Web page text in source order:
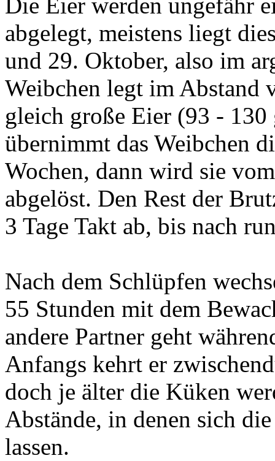
abgelegt, meistens liegt
und 29. Oktober, also im
Weibchen legt im Abstand
gleich große Eier (93 -
übernimmt das Weibchen
Wochen, dann wird sie
abgelöst. Den Rest der
3 Tage Takt ab, bis nach
Nach dem Schlüpfen
55 Stunden mit dem
andere Partner geht
Anfangs kehrt er
doch je älter die Küken
Abstände, in denen sich
lassen.